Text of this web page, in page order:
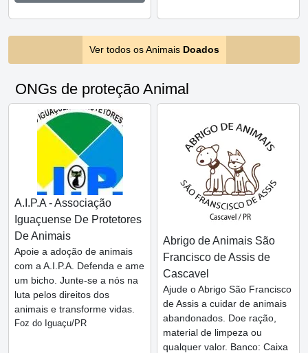
Ver todos os Animais Doados
ONGs de proteção Animal
A.I.P.A - Associação
Iguaçuense De Protetores
De Animais
Apoie a adoção de animais
com a A.I.P.A. Defenda e ame
um bicho. Junte-se a nós na
luta pelos direitos dos
animais e transforme vidas.
Foz do Iguaçu/PR
Abrigo de Animais São
Francisco de Assis de
Cascavel
Ajude o Abrigo São Francisco
de Assis a cuidar de animais
abandonados. Doe ração,
material de limpeza ou
qualquer valor. Banco: Caixa